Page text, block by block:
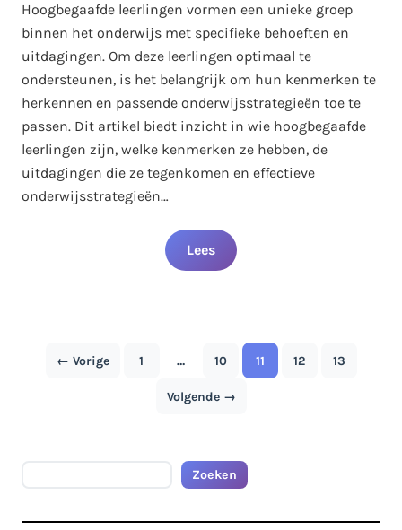
Hoogbegaafde leerlingen vormen een unieke groep
binnen het onderwijs met specifieke behoeften en
uitdagingen. Om deze leerlingen optimaal te
ondersteunen, is het belangrijk om hun kenmerken te
herkennen en passende onderwijsstrategieën toe te
passen. Dit artikel biedt inzicht in wie hoogbegaafde
leerlingen zijn, welke kenmerken ze hebben, de
uitdagingen die ze tegenkomen en effectieve
onderwijsstrategieën…
Lees
Berichten
← Vorige
Pagina
1 …
Pagina
10
Pagina
11
Pagina
12
Pagina
13
Volgende →
Zoeken